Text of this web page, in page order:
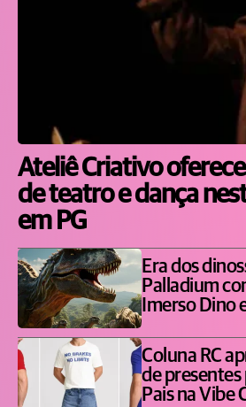
Ateliê Criativo
de teatro e dança
em PG
Era dos
Palladium
Imerso Dino
Coluna RC
de presentes
Pais na Vibe